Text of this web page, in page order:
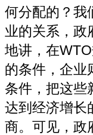
何分配的？我
业的关系，政
地讲，在
的条件，企业
条件，把这些
达到经济增长
商。可见，政